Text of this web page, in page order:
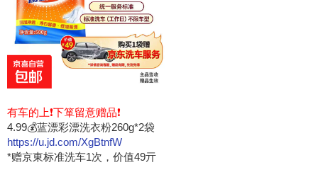
有车的上❗下箪留意赠品❗
4.99💰蓝漂彩漂洗衣粉260g*2袋
https://u.jd.com/XgBtnfW
*赠京東标准洗车1次，价值49亓